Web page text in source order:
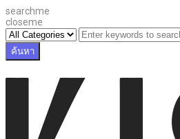
searchme
closeme
ค้นหา